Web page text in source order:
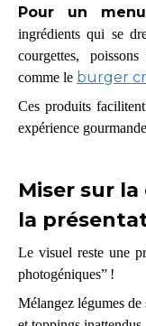
Pour un
ingrédients qui se
courgettes,
comme le burger
Ces produits
expérience
Miser sur
la
Le visuel reste une
photogéniques” !
Mélangez légumes de